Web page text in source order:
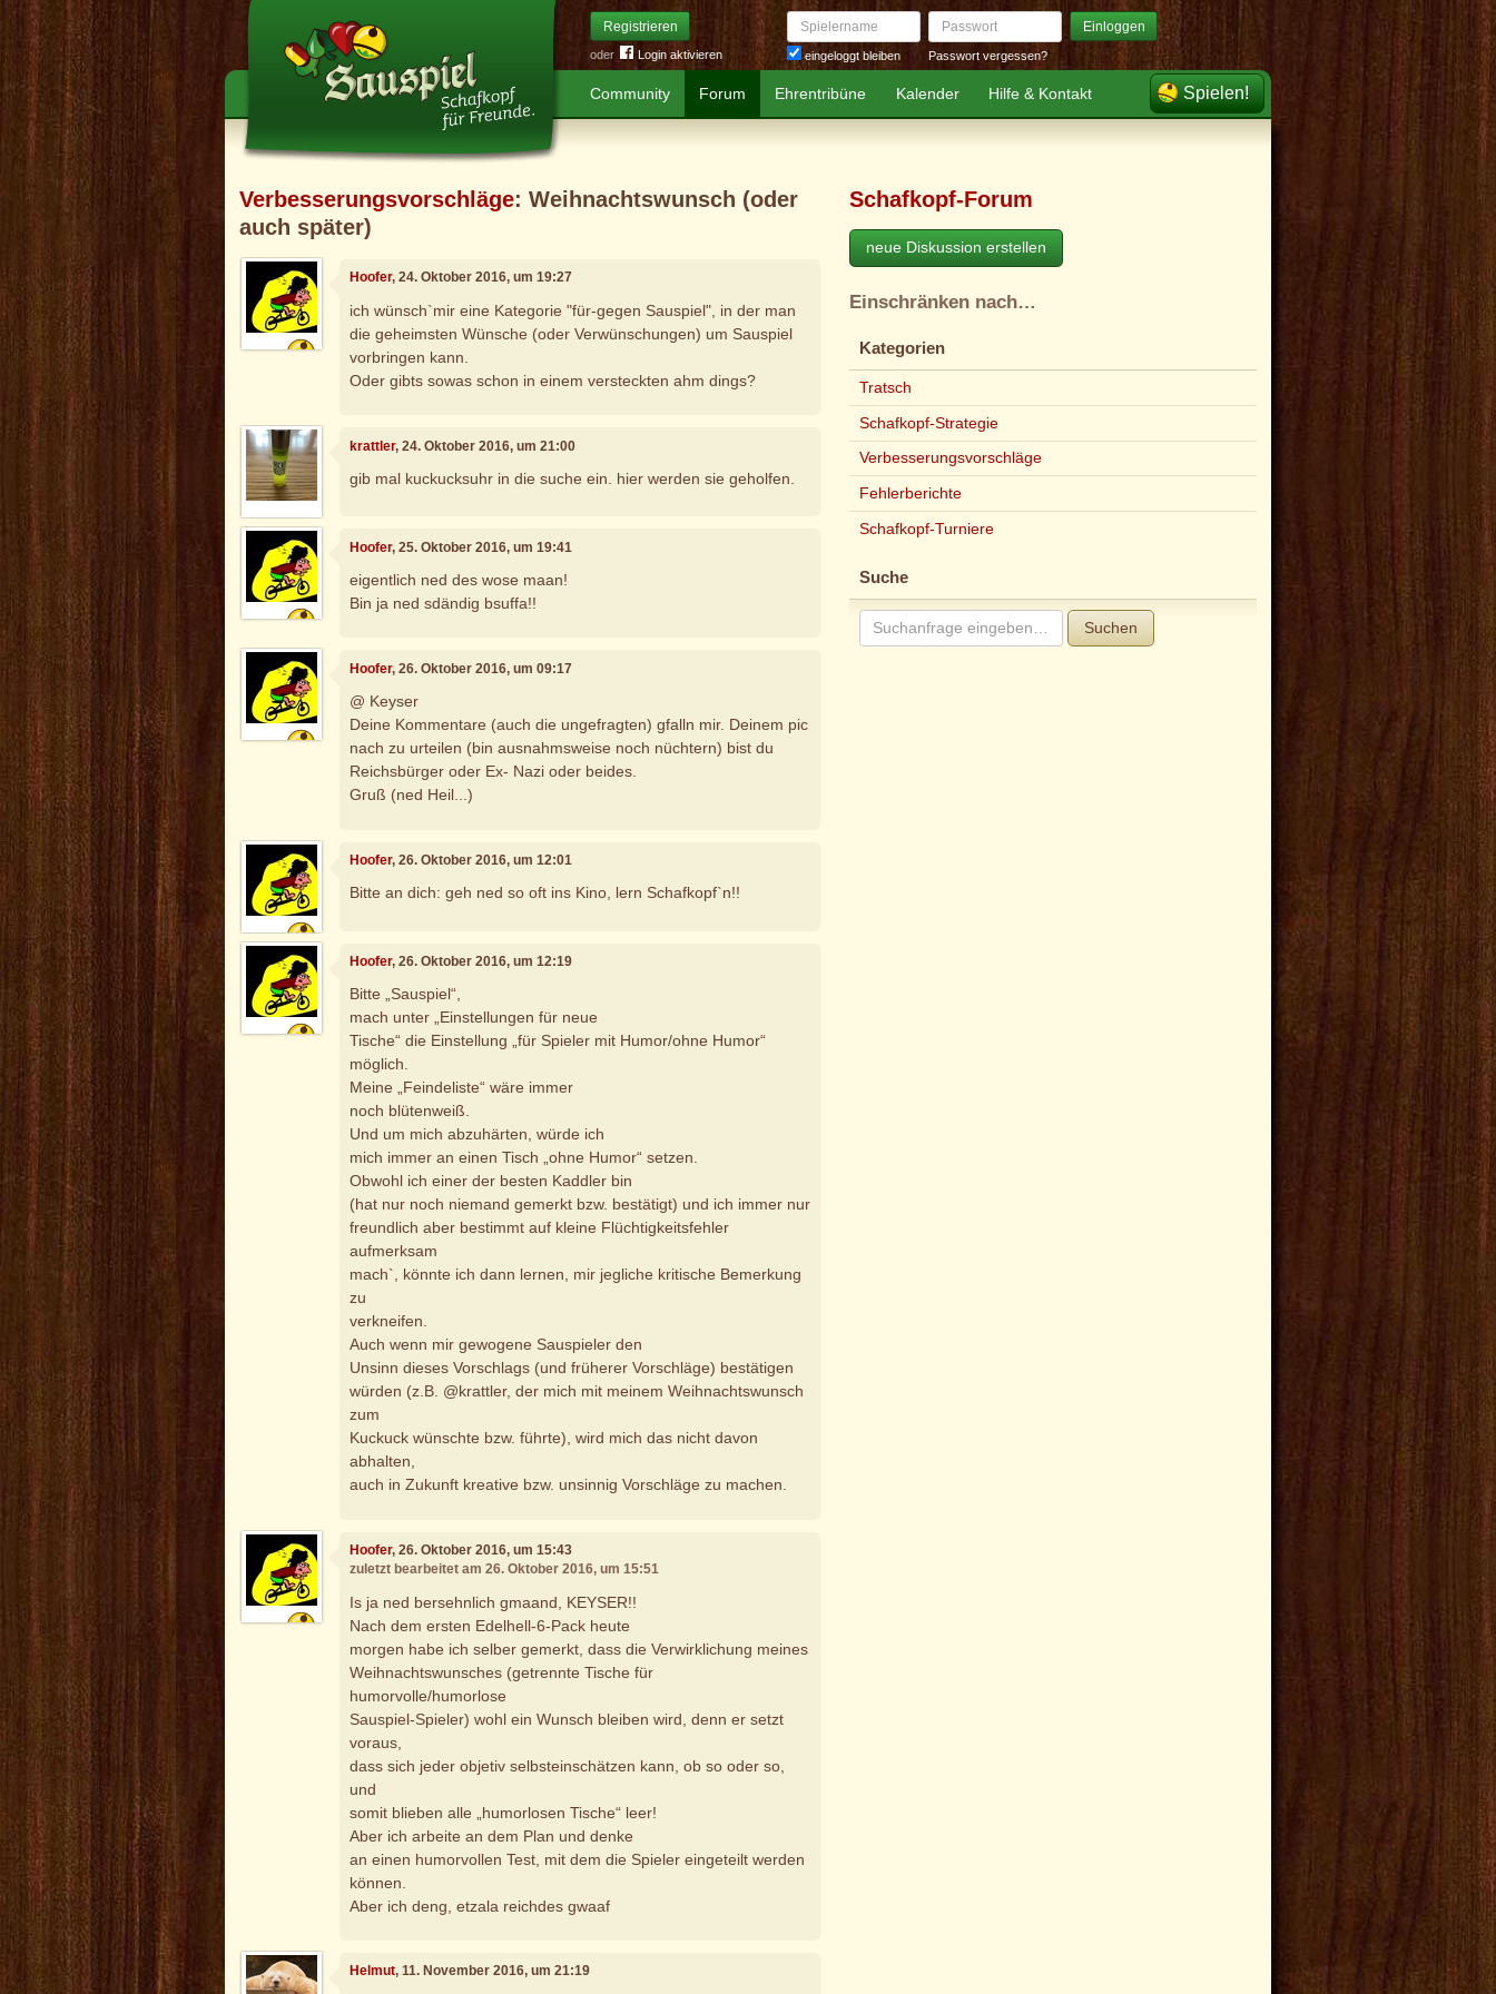
Registrieren
oder Login aktivieren
Spielername
eingeloggt bleiben
Passwort Einloggen
Passwort vergessen?
Community Forum Ehrentribüne Kalender Hilfe & Kontakt Spielen!
Verbesserungsvorschläge: Weihnachtswunsch (oder
auch später)
Hoofer, 24. Oktober 2016, um 19:27
ich wünsch`mir eine Kategorie "für-gegen Sauspiel", in der man
die geheimsten Wünsche (oder Verwünschungen) um Sauspiel
vorbringen kann.
Oder gibts sowas schon in einem versteckten ahm dings?
krattler, 24. Oktober 2016, um 21:00
gib mal kuckucksuhr in die suche ein. hier werden sie geholfen.
Hoofer, 25. Oktober 2016, um 19:41
eigentlich ned des wose maan!
Bin ja ned sdändig bsuffa!!
Hoofer, 26. Oktober 2016, um 09:17
@ Keyser
Deine Kommentare (auch die ungefragten) gfalln mir. Deinem pic
nach zu urteilen (bin ausnahmsweise noch nüchtern) bist du
Reichsbürger oder Ex- Nazi oder beides.
Gruß (ned Heil...)
Hoofer, 26. Oktober 2016, um 12:01
Bitte an dich: geh ned so oft ins Kino, lern Schafkopf`n!!
Hoofer, 26. Oktober 2016, um 12:19
Bitte „Sauspiel“,
mach unter „Einstellungen für neue
Tische“ die Einstellung „für Spieler mit Humor/ohne Humor“
möglich.
Meine „Feindeliste“ wäre immer
noch blütenweiß.
Und um mich abzuhärten, würde ich
mich immer an einen Tisch „ohne Humor“ setzen.
Obwohl ich einer der besten Kaddler bin
(hat nur noch niemand gemerkt bzw. bestätigt) und ich immer nur
freundlich aber bestimmt auf kleine Flüchtigkeitsfehler
aufmerksam
mach`, könnte ich dann lernen, mir jegliche kritische Bemerkung
zu
verkneifen.
Auch wenn mir gewogene Sauspieler den
Unsinn dieses Vorschlags (und früherer Vorschläge) bestätigen
würden (z.B. @krattler, der mich mit meinem Weihnachtswunsch
zum
Kuckuck wünschte bzw. führte), wird mich das nicht davon
abhalten,
auch in Zukunft kreative bzw. unsinnig Vorschläge zu machen.
Hoofer, 26. Oktober 2016, um 15:43
zuletzt bearbeitet am 26. Oktober 2016, um 15:51
Is ja ned bersehnlich gmaand, KEYSER!!
Nach dem ersten Edelhell-6-Pack heute
morgen habe ich selber gemerkt, dass die Verwirklichung meines
Weihnachtswunsches (getrennte Tische für
humorvolle/humorlose
Sauspiel-Spieler) wohl ein Wunsch bleiben wird, denn er setzt
voraus,
dass sich jeder objetiv selbsteinschätzen kann, ob so oder so,
und
somit blieben alle „humorlosen Tische“ leer!
Aber ich arbeite an dem Plan und denke
an einen humorvollen Test, mit dem die Spieler eingeteilt werden
können.
Aber ich deng, etzala reichdes gwaaf
Helmut, 11. November 2016, um 21:19
Schafkopf-Forum
neue Diskussion erstellen
Einschränken nach…
Kategorien
Tratsch
Schafkopf-Strategie
Verbesserungsvorschläge
Fehlerberichte
Schafkopf-Turniere
Suche
Suchen